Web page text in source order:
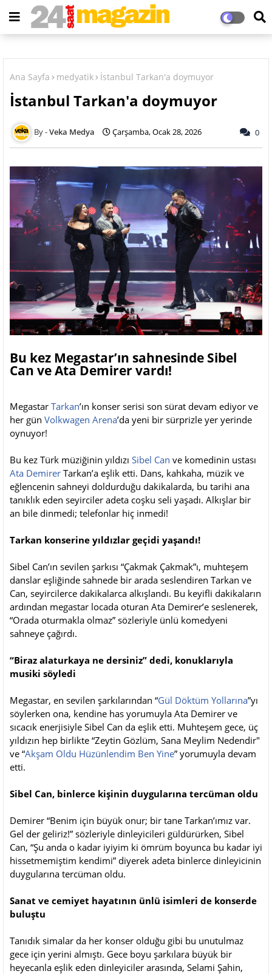
Ana Sayfa medyatik İstanbul Tarkan'a doymuyor
İstanbul Tarkan'a doymuyor
Veka Medya Çarşamba, Ocak 28, 2026 0
Bu kez Megastar’ın sahnesinde Sibel
Can ve Ata Demirer vardı!
Megastar Tarkan’ın konser serisi son sürat devam ediyor ve
her gün Volkwagen Arena’da yeni bir sürprizle yer yerinde
oynuyor!
Bu kez Türk müziğinin yıldızı Sibel Can ve komedinin ustası
Ata Demirer Tarkan’a eşlik etti. Dans, kahkaha, müzik ve
eğlencenin sahneyi doldurduğu dakikalarda, bu tarihi ana
tanıklık eden seyirciler adeta coşku seli yaşadı. Alkışlar bir
an bile dinmedi; telefonlar hiç inmedi!
Tarkan konserine yıldızlar geçidi yaşandı!
Sibel Can’ın sevilen şarkısı “Çakmak Çakmak”ı, muhteşem
danslar eşliğinde sahnede bir arada seslendiren Tarkan ve
Can, seyircilerce dakikalarca alkışlandı. Bu keyifli dakikaların
ardından megastar locada oturan Ata Demirer’e seslenerek,
“Orada oturmakla olmaz” sözleriyle ünlü komedyeni
sahneye çağırdı.
“Biraz alaturkaya ne dersiniz” dedi, konuklarıyla
musiki söyledi
Megastar, en sevilen şarkılarından “Gül Döktüm Yollarına”yı
söylerken ona, kendine has yorumuyla Ata Demirer ve
sıcacık enerjisiyle Sibel Can da eşlik etti. Muhteşem gece, üç
yıldızın hep birlikte “Zeytin Gözlüm, Sana Meylim Nedendir"
ve “Akşam Oldu Hüzünlendim Ben Yine” yorumuyla devam
etti.
Sibel Can, binlerce kişinin duygularına tercüman oldu
Demirer “Benim için büyük onur; bir tane Tarkan’ımız var.
Gel der geliriz!” sözleriyle dinleyicileri güldürürken, Sibel
Can, “Şu anda o kadar iyiyim ki ömrüm boyunca bu kadar iyi
hissetmemiştim kendimi” diyerek adeta binlerce dinleyicinin
duygularına tercüman oldu.
Sanat ve cemiyet hayatının ünlü isimleri de konserde
buluştu
Tanıdık simalar da her konser olduğu gibi bu unutulmaz
gece için yerini almıştı. Gece boyu şarkılara büyük bir
heyecanla eşlik eden dinleyiciler arasında, Selami Şahin,